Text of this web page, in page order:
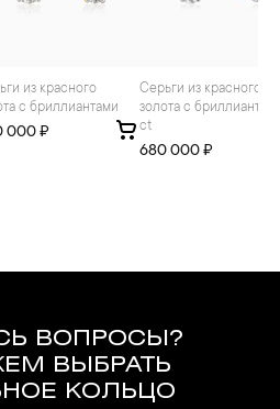
с бриллиантами
000 ₽
Серьги из красного
золота с
ct
680 000 ₽
ВОПРОСЫ?
ВЫБРАТЬ
КОЛЬЦО